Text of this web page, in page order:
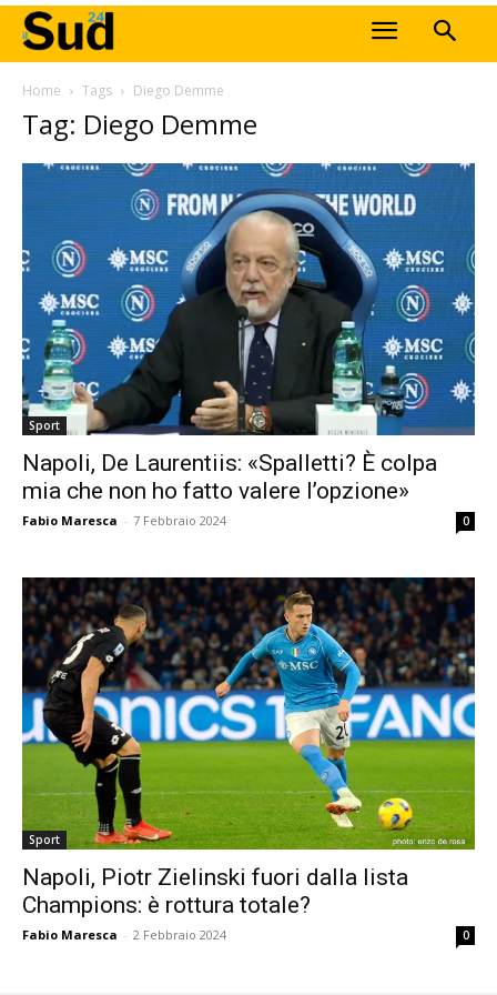
Home Tags Diego Demme
Tag: Diego Demme
Sport
Napoli, De Laurentiis: «Spalletti? È colpa
mia che non ho fatto valere l’opzione»
Fabio Maresca - 7 Febbraio 2024 0
Sport
Napoli, Piotr Zielinski fuori dalla lista
Champions: è rottura totale?
Fabio Maresca - 2 Febbraio 2024 0